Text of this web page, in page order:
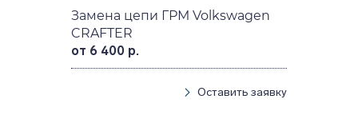
Замена цепи ГРМ Volkswagen
CRAFTER
от 6 400 р.
Оставить заявку